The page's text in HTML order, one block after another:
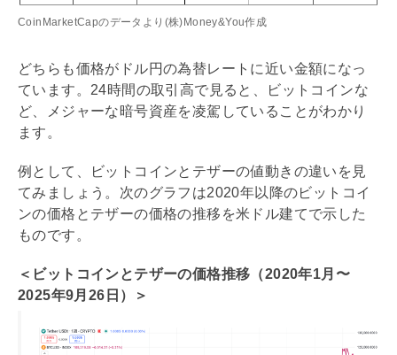
CoinMarketCapのデータより(株)Money&You作成
どちらも価格がドル円の為替レートに近い金額になっ
ています。24時間の取引高で見ると、ビットコインな
ど、メジャーな暗号資産を凌駕していることがわかり
ます。
例として、ビットコインとテザーの値動きの違いを見
てみましょう。次のグラフは2020年以降のビットコイ
ンの価格とテザーの価格の推移を米ドル建てで示した
ものです。
＜ビットコインとテザーの価格推移（2020年1月〜
2025年9月26日）＞